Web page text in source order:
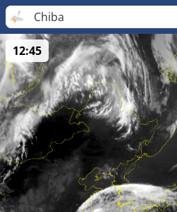
Chiba
12:45